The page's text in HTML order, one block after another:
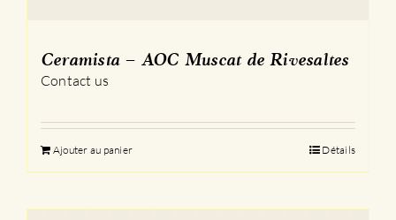
Ceramista – AOC Muscat de Rivesaltes
Contact us
Ajouter au panier Détails